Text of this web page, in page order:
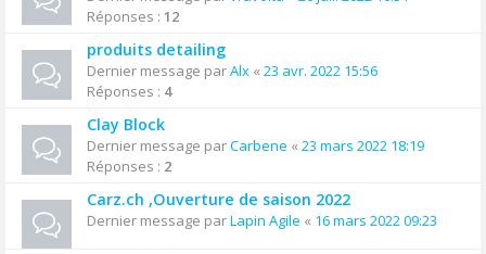
Réponses : 12
produits detailing
Dernier message parAlx « 23 avr. 2022 15:56
Réponses : 4
Clay Block
Dernier message parCarbene « 23 mars 2022 18:19
Réponses : 2
Carz.ch ,Ouverture de saison 2022
Dernier message parLapin Agile « 16 mars 2022 09:23